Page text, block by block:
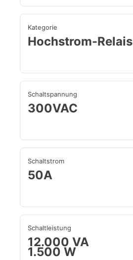
Kategorie
Hochstrom-Relais
Schaltspannung
300VAC
Schaltstrom
50A
Schaltleistung
12.000 VA
1.500 W